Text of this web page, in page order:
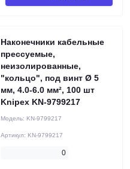
Наконечники кабельные
прессуемые,
неизолированные,
"кольцо", под винт Ø 5
мм, 4.0-6.0 мм², 100 шт
Knipex KN-9799217
Модель: KN-9799217
Артикул: KN-9799217
0